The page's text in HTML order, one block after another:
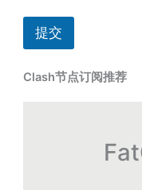
提交
Clash节点订阅推荐